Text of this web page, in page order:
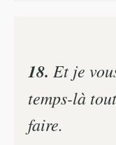
18. Et je
temps-là
faire.